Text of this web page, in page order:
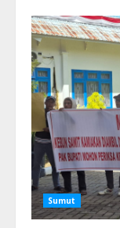
Sumut